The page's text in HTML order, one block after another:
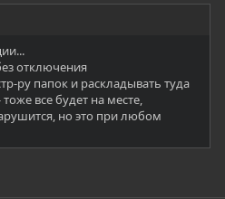
отключения
ру папок и раскладывать туда
все будет на месте,
но это при любом